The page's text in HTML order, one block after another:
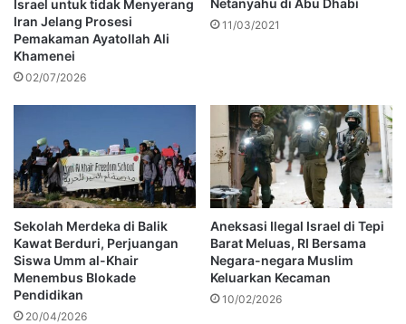
Israel untuk tidak Menyerang
Iran Jelang Prosesi
Pemakaman Ayatollah Ali
Khamenei
02/07/2026
Netanyahu di Abu Dhabi
11/03/2021
Sekolah Merdeka di Balik
Kawat Berduri, Perjuangan
Siswa Umm al-Khair
Menembus Blokade
Pendidikan
20/04/2026
Aneksasi Ilegal Israel di Tepi
Barat Meluas, RI Bersama
Negara-negara Muslim
Keluarkan Kecaman
10/02/2026